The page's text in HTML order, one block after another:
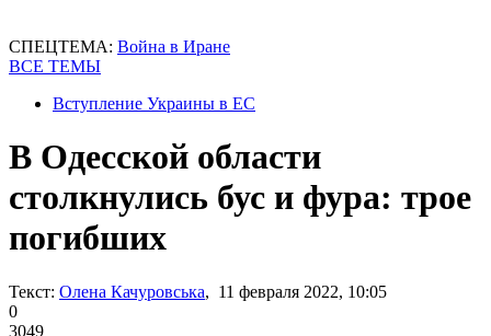
СПЕЦТЕМА: Война в Иране
ВСЕ ТЕМЫ
Вступление Украины в ЕС
В Одесской области
столкнулись бус и фура: трое
погибших
Текст: Олена Качуровська, 11 февраля 2022, 10:05
0
3049